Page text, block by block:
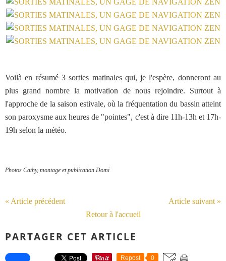
Voilà en résumé 3 sorties matinales qui, je l'espère, donneront au
plus grand nombre la motivation de nous rejoindre. Surtout à
l'approche de la saison estivale, où la fréquentation du bassin atteint
son paroxysme aux heures de "pointes", c'est à dire 11h-13h et 17h-
19h selon la météo.
Photos Cathy, montage et publication Domi
« Article précédent
Article suivant »
Retour à l'accueil
PARTAGER CET ARTICLE
Repost 0